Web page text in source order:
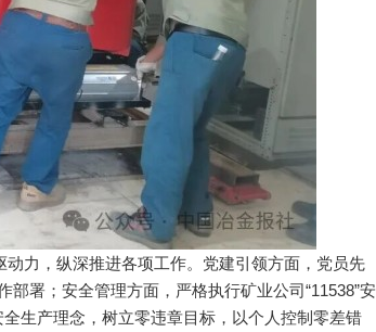
力，纵深推进各项工作。党建引领方面，党员先
署；安全管理方面，严格执行矿业公司“11538”安
生产理念，树立零违章目标，以个人控制零差错